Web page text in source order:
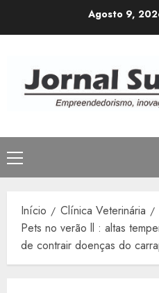
Agosto 9,
Menu
principal
Início
Clínica Veterinária
Pets no verão ll : altas
de contrair doenças do